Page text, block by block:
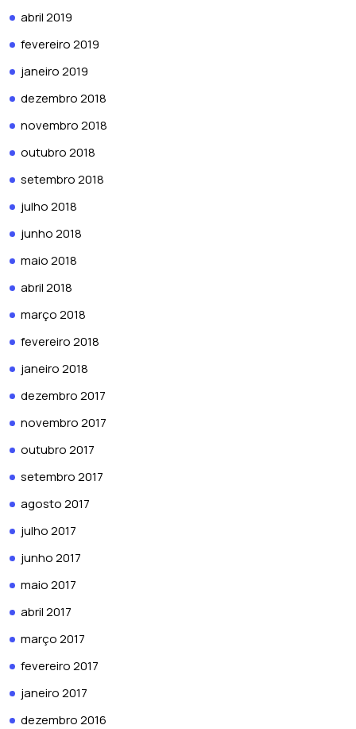
abril 2019
fevereiro 2019
janeiro 2019
dezembro 2018
novembro 2018
outubro 2018
setembro 2018
julho 2018
junho 2018
maio 2018
abril 2018
março 2018
fevereiro 2018
janeiro 2018
dezembro 2017
novembro 2017
outubro 2017
setembro 2017
agosto 2017
julho 2017
junho 2017
maio 2017
abril 2017
março 2017
fevereiro 2017
janeiro 2017
dezembro 2016